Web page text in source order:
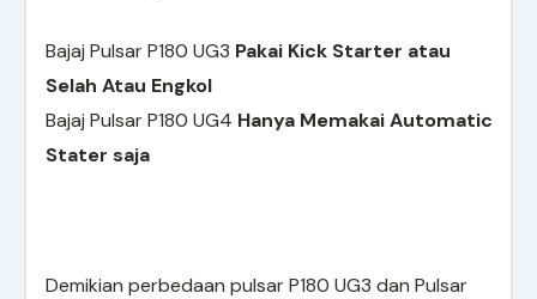
Bajaj Pulsar P180 UG3 Pakai Kick Starter atau
Selah Atau Engkol
Bajaj Pulsar P180 UG4 Hanya Memakai Automatic
Stater saja
Demikian perbedaan pulsar P180 UG3 dan Pulsar